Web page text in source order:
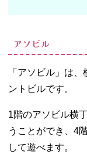
− 横浜ラン
ワー
− 横浜・八
ラダイス
− よこはま
動物園ズー
アソビル
「アソビル」は
ントビルです。
1階のアソビル横
うことができ、4
して遊べます。